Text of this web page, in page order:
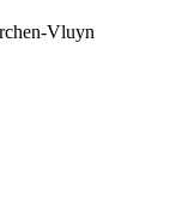
Vluyn